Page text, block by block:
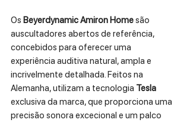
Os Beyerdynamic Amiron Homesão
auscultadores abertos de referência,
concebidos para oferecer uma
experiência auditiva natural, ampla e
incrivelmente detalhada. Feitos na
Alemanha, utilizam a tecnologia Tesla
exclusiva da marca, que proporciona uma
precisão sonora excecional e um palco